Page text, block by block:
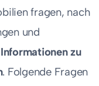
fragen, nach
und
Informationen zu
. Folgende Fragen